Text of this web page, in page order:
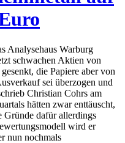
Warburg
schwachen Aktien von
die Papiere aber von
sei überzogen und
Christian Cohrs am
hätten zwar enttäuscht,
Gründe dafür allerdings
wird er
nun nochmals